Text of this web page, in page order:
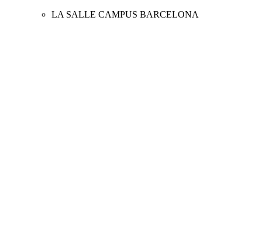
LA SALLE CAMPUS BARCELONA